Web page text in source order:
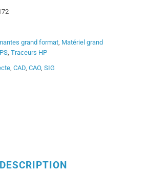
6
190,00€.
grand format, Matériel grand
, Traceurs HP
, CAD, CAO, SIG
DESCRIPTION